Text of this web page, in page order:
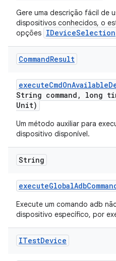
Gere uma descrição fácil de
dispositivos conhecidos, o
opções IDeviceSelection
CommandResult
executeCmdOnAvailable
String command , long
Unit)
Um método auxiliar para
dispositivo disponível.
String
executeGlobalAdb
Execute um comando adb
dispositivo específico, por
ITestDevice